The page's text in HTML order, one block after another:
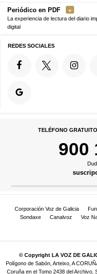
Periódico en PDF
La experiencia de lectura del diario
digital
REDES SOCIALES
TELÉFONO
900
Corporación Voz de Galicia
Sondaxe
Canalvoz Voz
© Copyright LA VOZ DE
Polígono de Sabón, Arteixo, A
Coruña en el Tomo 2438 del Archivo,